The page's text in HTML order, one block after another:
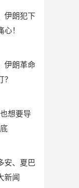
伊朗犯下
！
伊朗革命
想要导
安、夏巴
新闻